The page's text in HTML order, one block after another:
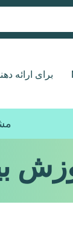
برای ارائه